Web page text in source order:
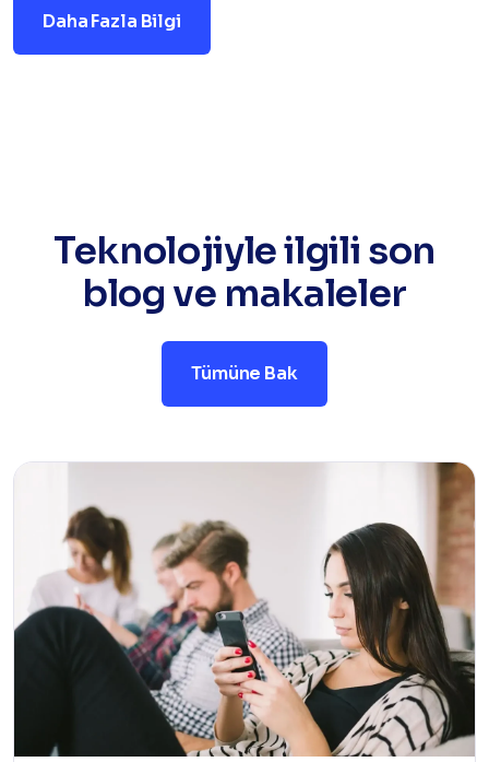
Daha Fazla Bilgi
Teknolojiyle ilgili son
blog ve makaleler
Tümüne Bak